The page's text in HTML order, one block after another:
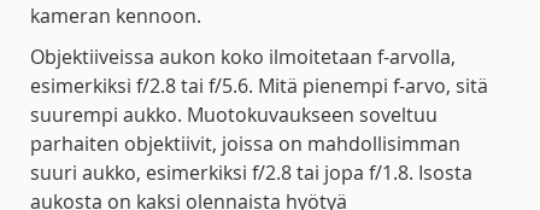
kameran kennoon.
Objektiiveissa aukon koko ilmoitetaan f-arvolla,
esimerkiksi f/2.8 tai f/5.6. Mitä pienempi f-arvo, sitä
suurempi aukko. Muotokuvaukseen soveltuu
parhaiten objektiivit, joissa on mahdollisimman
suuri aukko, esimerkiksi f/2.8 tai jopa f/1.8. Isosta
aukosta on kaksi olennaista hyötyä